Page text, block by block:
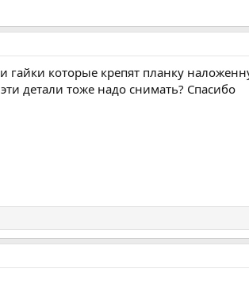
гайки которые крепят планку
детали тоже надо снимать? Спасибо